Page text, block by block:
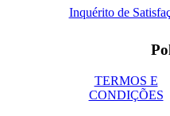
Inquérito de
TERMOS E
CONDIÇÕES